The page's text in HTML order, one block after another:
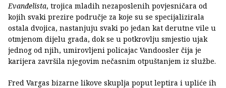
Evanđelista, trojica mladih nezaposlenih povjesničara od
kojih svaki prezire područje za koje su se specijalizirala
ostala dvojica, nastanjuju svaki po jedan kat derutne vile u
otmjenom dijelu grada, dok se u potkrovlju smjestio ujak
jednog od njih, umirovljeni policajac Vandoosler čija je
karijera završila njegovim nečasnim otpuštanjem iz službe.
Fred Vargas bizarne likove skuplja poput leptira i upliće ih